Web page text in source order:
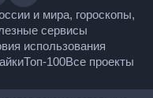
России и мира,
полезные сервисы
использования
ЛайкиТоп-100